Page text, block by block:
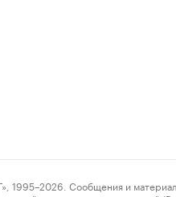
Сообщения и материалы